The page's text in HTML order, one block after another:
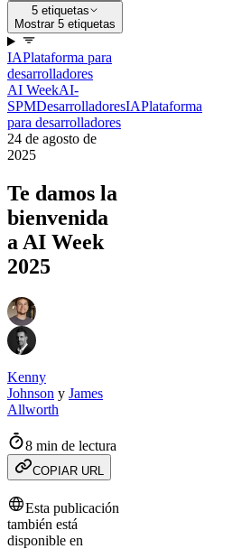
5 etiquetas
Mostrar 5 etiquetas
IAPlataforma para
desarrolladores
AI WeekAI-
SPMDesarrolladoresIAPlataforma
para desarrolladores
24 de agosto de
2025
Te damos la
bienvenida
a AI Week
2025
Kenny
Johnson y James
Allworth
8 min de lectura
COPIAR URL
Esta publicación
también está
disponible en